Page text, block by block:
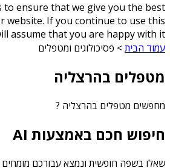
to ensure that we give you the best
website. If you continue to use this
assume that you are happy with it
עמוד הבית> פסיכולוגים ומטפלים
מטפלים בהרצליה
מחפשים מטפלים בהרצליה ?
חיפוש חכם באמצעות AI
שאלו בשפה חופשית ונמצא עבורכם מומחים